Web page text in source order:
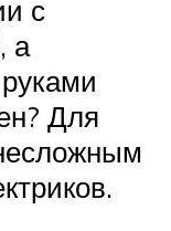
с
а
Для